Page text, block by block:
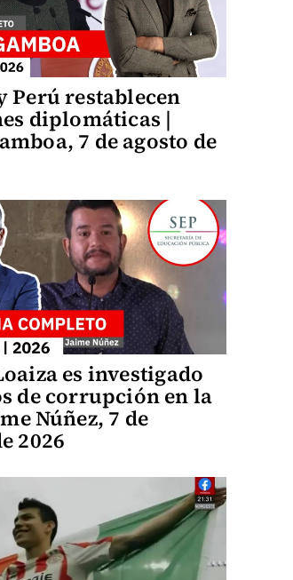
Perú restablecen
diplomáticas |
7 de agosto de
es investigado
de corrupción en la
Núñez, 7 de
2026